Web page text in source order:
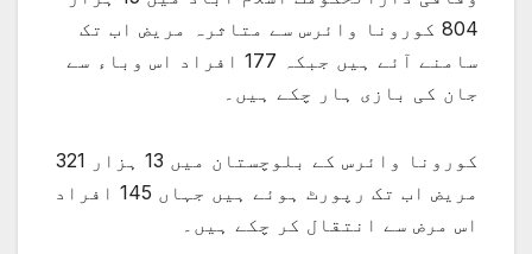
804 کورونا وائرس سے متاثرہ مریض اب تک
سامنے آئے ہیں جبکہ 177 افراد اس وباء سے
جان کی بازی ہار چکے ہیں۔
کورونا وائرس کے بلوچستان میں 13 ہزار 321
مریض اب تک رپورٹ ہوئے ہیں جہاں 145 افراد
اس مرض سے انتقال کر چکے ہیں۔